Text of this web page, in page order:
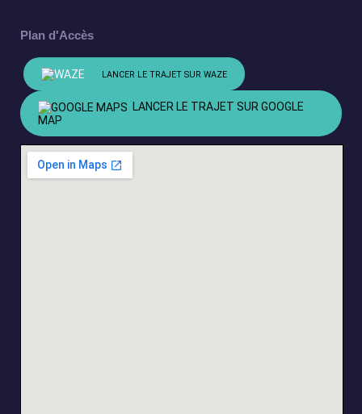
Plan d'Accès
LANCER LE TRAJET SUR WAZE
LANCER LE TRAJET SUR GOOGLE
MAP